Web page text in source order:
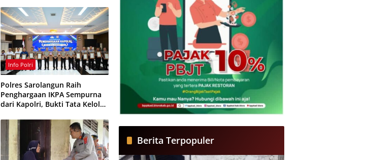
Info Polri
Polres Sarolangun Raih
Penghargaan IKPA Sempurna
dari Kapolri, Bukti Tata Kelola
Berita Terpopuler